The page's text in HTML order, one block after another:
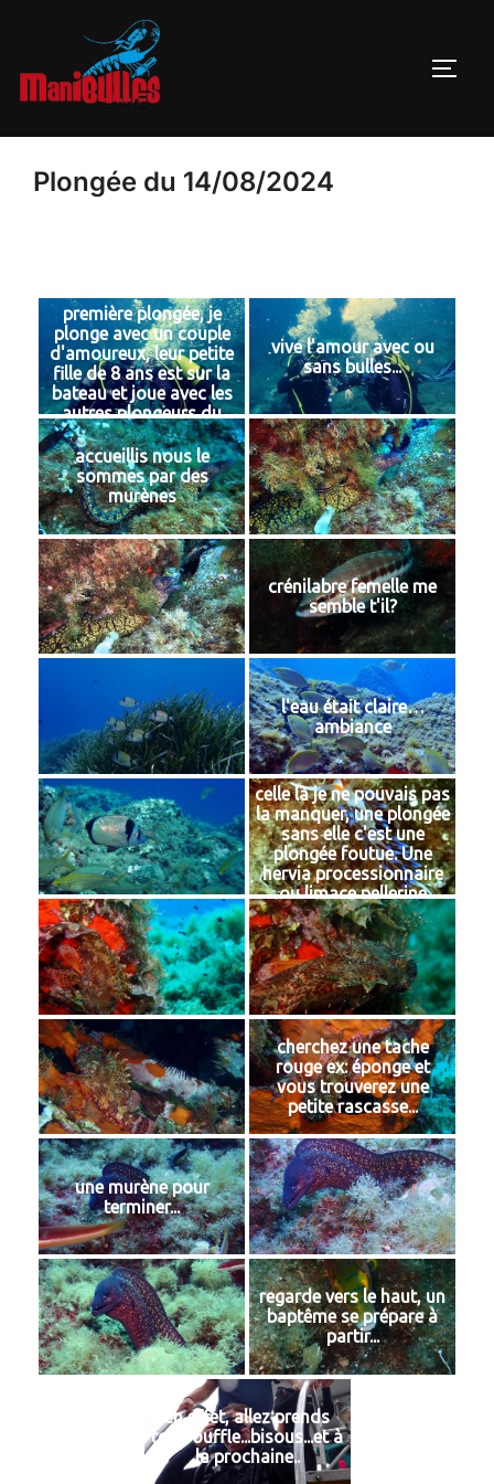
Plongée du 14/08/2024
première plongée, je
plonge avec un couple
d'amoureux, leur petite
fille de 8 ans est sur la
bateau et joue avec les
autres plongeurs du
groupe et moi je fais
des bulles...
vive l'amour avec ou
sans bulles...
accueillis nous le
sommes par des
murènes
crénilabre femelle me
semble t'il?
l'eau était claire…
ambiance
celle là je ne pouvais pas
la manquer, une plongée
sans elle c'est une
plongée foutue. Une
hervia processionnaire
ou limace pellerine
cherchez une tache
rouge ex: éponge et
vous trouverez une
petite rascasse...
une murène pour
terminer...
regarde vers le haut, un
baptême se prépare à
partir...
en effet, allez prends
ton souffle...bisous...et à
la prochaine..